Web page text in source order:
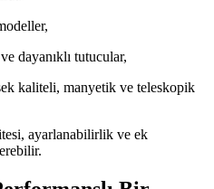
dayanıklı tutucular,
kaliteli, manyetik ve teleskopik
ayarlanabilirlik ve ek